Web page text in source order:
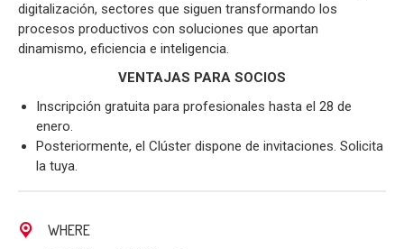
digitalización, sectores que siguen transformando los
procesos productivos con soluciones que aportan
dinamismo, eficiencia e inteligencia.
VENTAJAS PARA SOCIOS
Inscripción gratuita para profesionales hasta el 28 de
enero.
Posteriormente, el Clúster dispone de invitaciones. Solicita
la tuya.
WHERE